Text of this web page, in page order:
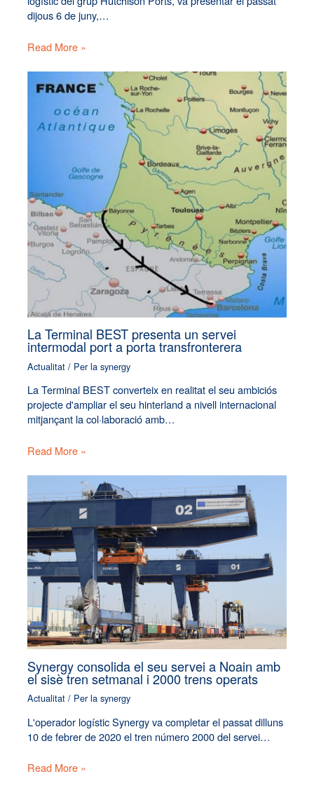
dijous 6 de juny,…
Read More »
La Terminal BEST presenta un servei
intermodal port a porta transfronterera
Actualitat / Per la synergy
La Terminal BEST converteix en realitat el seu ambiciós
projecte d'ampliar el seu hinterland a nivell internacional
mitjançant la col·laboració amb…
Read More »
Synergy consolida el seu servei a Noain amb
el sisè tren setmanal i 2000 trens operats
Actualitat / Per la synergy
L'operador logístic Synergy va completar el passat dilluns
10 de febrer de 2020 el tren número 2000 del servei…
Read More »